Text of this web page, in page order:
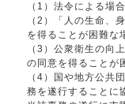
（1）法令による場合
（2）「人の生命、
を得ることが困難な
（3）公衆衛生の向
の同意を得ることが
（4）国や地方公共
務を遂行することに